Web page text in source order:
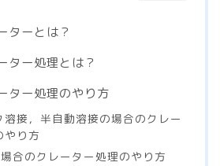
ターとは？
ター処理とは？
ター処理のやり方
溶接，半自動溶接の場合のクレー
やり方
合のクレーター処理のやり方